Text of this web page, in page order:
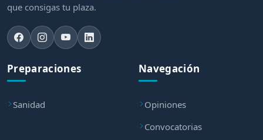
que consigas tu plaza.
Preparaciones
Sanidad
Navegación
Opiniones
Convocatorias